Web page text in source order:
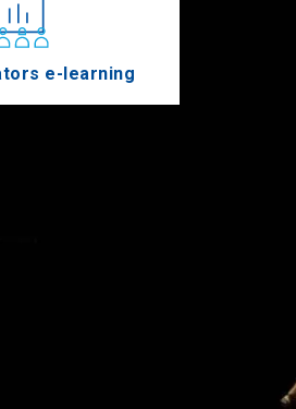
e-learning